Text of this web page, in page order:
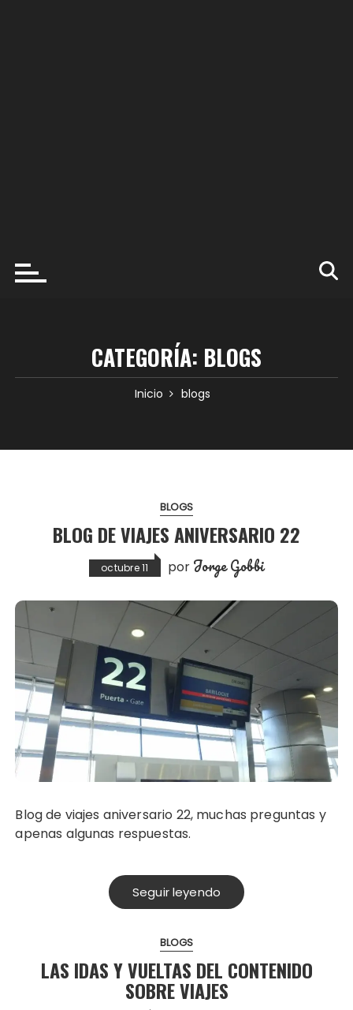
CATEGORÍA: BLOGS
Inicio blogs
BLOGS
BLOG DE VIAJES ANIVERSARIO 22
octubre 11 por Jorge Gobbi
Blog de viajes aniversario 22, muchas preguntas y
apenas algunas respuestas.
Seguir leyendo
BLOGS
LAS IDAS Y VUELTAS DEL CONTENIDO
SOBRE VIAJES